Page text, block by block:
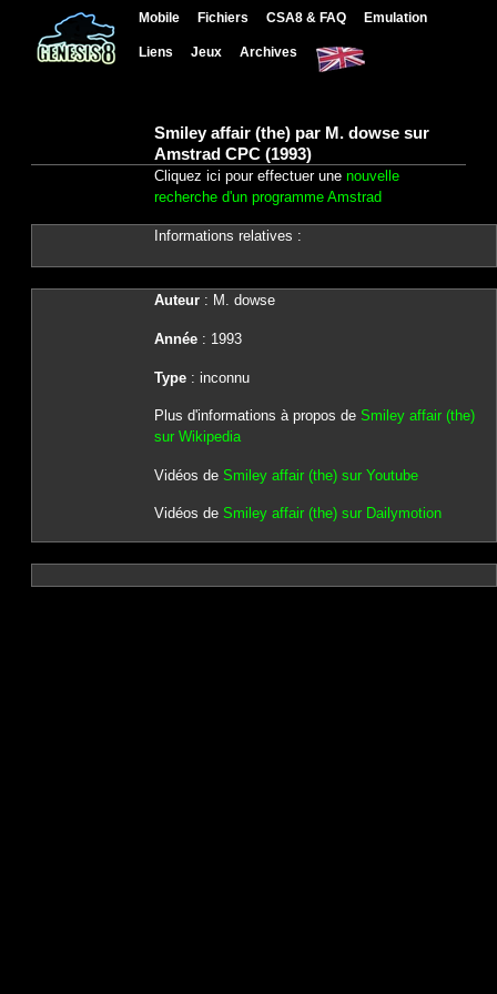
Mobile Fichiers CSA8 & FAQ Emulation
Liens Jeux Archives
Smiley affair (the) par M. dowse sur
Amstrad CPC (1993)
Cliquez ici pour effectuer une nouvelle
recherche d'un programme Amstrad
Informations relatives :
Auteur: M. dowse
Année: 1993
Type: inconnu
Plus d'informations à propos de Smiley affair (the)
sur Wikipedia
Vidéos de Smiley affair (the) sur Youtube
Vidéos de Smiley affair (the) sur Dailymotion